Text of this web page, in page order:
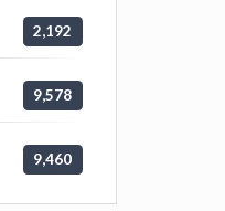
2,192
9,578
9,460